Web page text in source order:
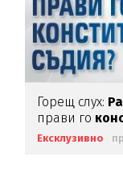
Горещ слух:
прави го
Ексклузивно